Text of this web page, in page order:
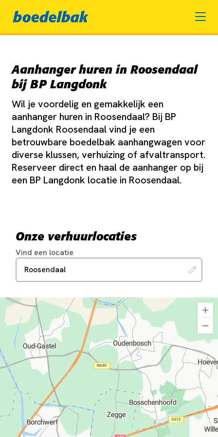
Aanhanger huren in Roosendaal
bij BP Langdonk
Wil je voordelig en gemakkelijk een
aanhanger huren in Roosendaal? Bij BP
Langdonk Roosendaal vind je een
betrouwbare boedelbak aanhangwagen voor
diverse klussen, verhuizing of afvaltransport.
Reserveer direct en haal de aanhanger op bij
een BP Langdonk locatie in Roosendaal.
Onze verhuurlocaties
Vind een locatie
Roosendaal